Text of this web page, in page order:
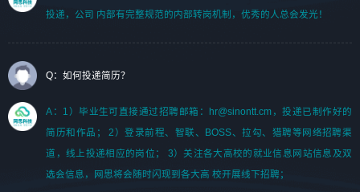
投递，公司 内部有完整规范的内部转岗机制，优秀的人总会发光！
Q：如何投递简历？
A：1）毕业生可直接通过招聘邮箱：hr@sinontt.cm，投递已制作好的
简历和作品； 2）登录前程、智联、BOSS、拉勾、猎聘等网络招聘渠
道，线上投递相应的岗位； 3）关注各大高校的就业信息网站信息及双
选会信息，网思将会随时闪现到各大高 校开展线下招聘；